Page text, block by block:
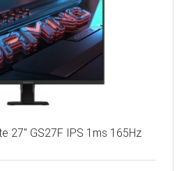
27" GS27F IPS 1ms 165Hz